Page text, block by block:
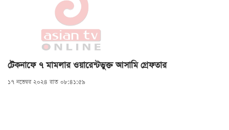
টেকনাফে ৭ মামলার ওয়ারেন্টভুক্ত আসামি গ্রেফতার
১৭ নভেম্বর ২০২৪ রাত ০৮:৪১:৫৯